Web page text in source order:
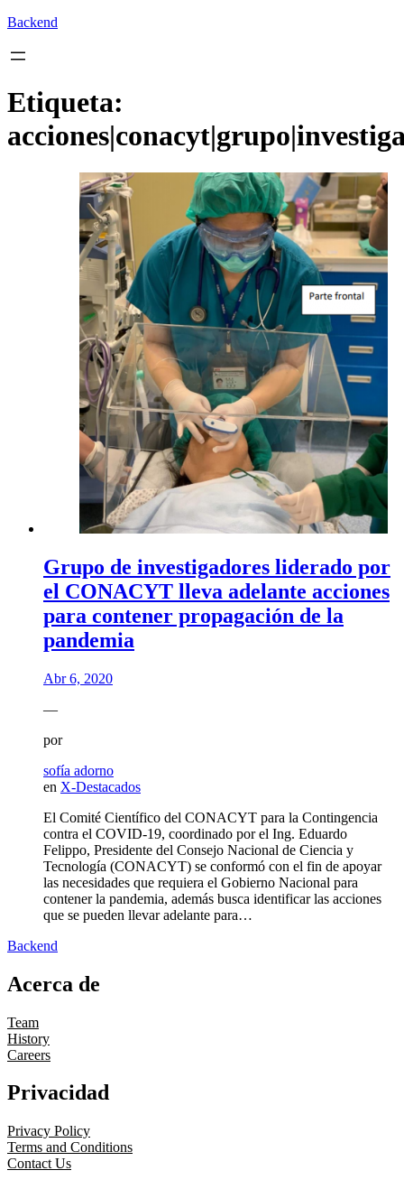
Backend
Etiqueta:
Grupo de investigadores liderado por
el CONACYT lleva adelante acciones
para contener propagación de la
pandemia
Abr 6, 2020
—
por
sofía adorno
en X-Destacados
El Comité Científico del CONACYT para la Contingencia
contra el COVID-19, coordinado por el Ing. Eduardo
Felippo, Presidente del Consejo Nacional de Ciencia y
Tecnología (CONACYT) se conformó con el fin de apoyar
las necesidades que requiera el Gobierno Nacional para
contener la pandemia, además busca identificar las acciones
que se pueden llevar adelante para…
Backend
Acerca de
Team
History
Careers
Privacidad
Privacy Policy
Terms and Conditions
Contact Us